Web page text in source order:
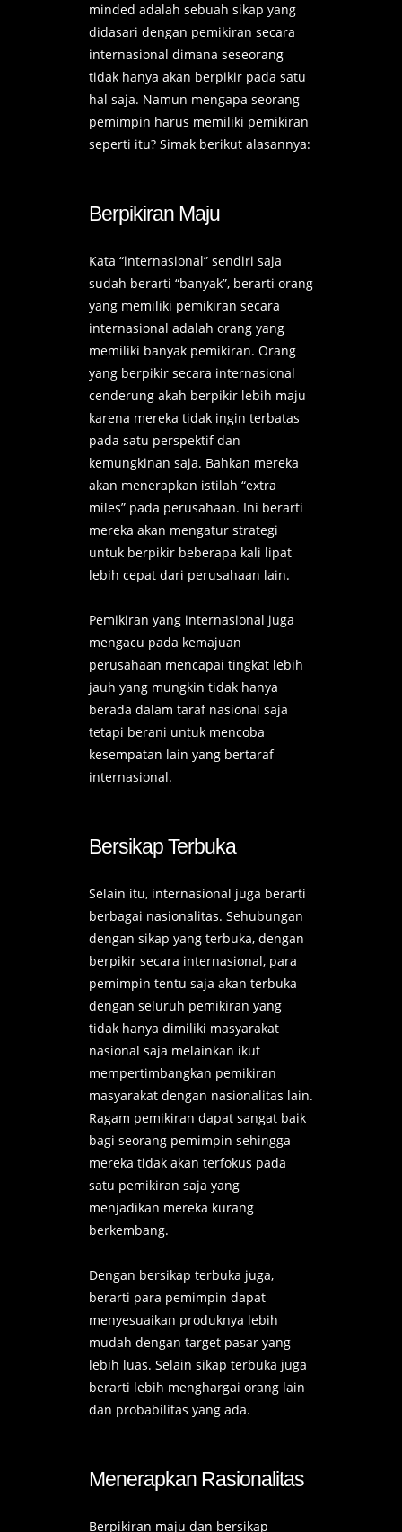
minded adalah sebuah sikap yang
didasari dengan pemikiran secara
internasional dimana seseorang
tidak hanya akan berpikir pada satu
hal saja. Namun mengapa seorang
pemimpin harus memiliki pemikiran
seperti itu? Simak berikut alasannya:
Berpikiran Maju
Kata “internasional” sendiri saja
sudah berarti “banyak”, berarti orang
yang memiliki pemikiran secara
internasional adalah orang yang
memiliki banyak pemikiran. Orang
yang berpikir secara internasional
cenderung akah berpikir lebih maju
karena mereka tidak ingin terbatas
pada satu perspektif dan
kemungkinan saja. Bahkan mereka
akan menerapkan istilah “extra
miles” pada perusahaan. Ini berarti
mereka akan mengatur strategi
untuk berpikir beberapa kali lipat
lebih cepat dari perusahaan lain.
Pemikiran yang internasional juga
mengacu pada kemajuan
perusahaan mencapai tingkat lebih
jauh yang mungkin tidak hanya
berada dalam taraf nasional saja
tetapi berani untuk mencoba
kesempatan lain yang bertaraf
internasional.
Bersikap Terbuka
Selain itu, internasional juga berarti
berbagai nasionalitas. Sehubungan
dengan sikap yang terbuka, dengan
berpikir secara internasional, para
pemimpin tentu saja akan terbuka
dengan seluruh pemikiran yang
tidak hanya dimiliki masyarakat
nasional saja melainkan ikut
mempertimbangkan pemikiran
masyarakat dengan nasionalitas lain.
Ragam pemikiran dapat sangat baik
bagi seorang pemimpin sehingga
mereka tidak akan terfokus pada
satu pemikiran saja yang
menjadikan mereka kurang
berkembang.
Dengan bersikap terbuka juga,
berarti para pemimpin dapat
menyesuaikan produknya lebih
mudah dengan target pasar yang
lebih luas. Selain sikap terbuka juga
berarti lebih menghargai orang lain
dan probabilitas yang ada.
Menerapkan Rasionalitas
Berpikiran maju dan bersikap